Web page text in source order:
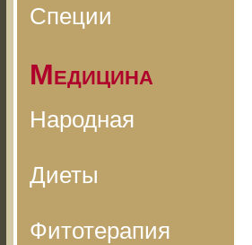
Специи
Медицина
Народная
Диеты
Фитотерапия